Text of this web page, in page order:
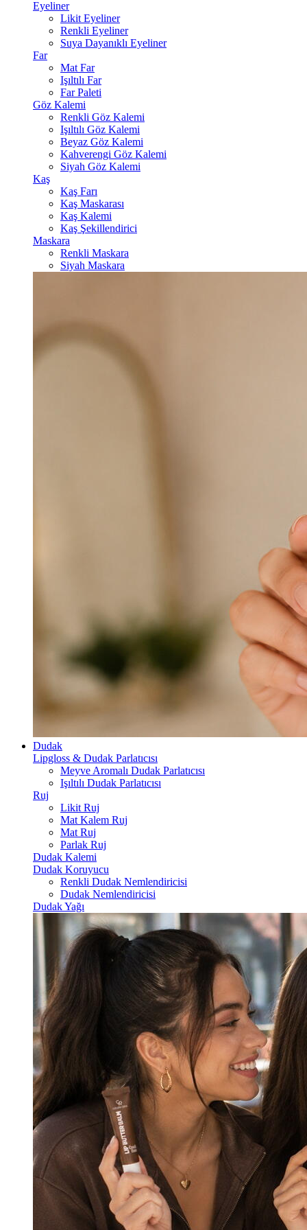
Eyeliner
Likit Eyeliner
Renkli Eyeliner
Suya Dayanıklı Eyeliner
Far
Mat Far
Işıltılı Far
Far Paleti
Göz Kalemi
Renkli Göz Kalemi
Işıltılı Göz Kalemi
Beyaz Göz Kalemi
Kahverengi Göz Kalemi
Siyah Göz Kalemi
Kaş
Kaş Farı
Kaş Maskarası
Kaş Kalemi
Kaş Şekillendirici
Maskara
Renkli Maskara
Siyah Maskara
Dudak
Lipgloss & Dudak Parlatıcısı
Meyve Aromalı Dudak Parlatıcısı
Işıltılı Dudak Parlatıcısı
Ruj
Likit Ruj
Mat Kalem Ruj
Mat Ruj
Parlak Ruj
Dudak Kalemi
Dudak Koruyucu
Renkli Dudak Nemlendiricisi
Dudak Nemlendiricisi
Dudak Yağı